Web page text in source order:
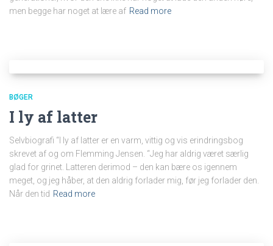
men begge har noget at lære af Read more
BØGER
I ly af latter
Selvbiografi “I ly af latter er en varm, vittig og vis erindringsbog
skrevet af og om Flemming Jensen. “Jeg har aldrig været særlig
glad for grinet. Latteren derimod – den kan bære os igennem
meget, og jeg håber, at den aldrig forlader mig, før jeg forlader den.
Når den tid Read more